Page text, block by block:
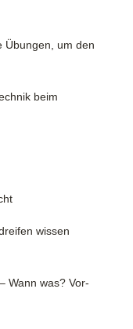
Übungen, um den
beim
wissen
Wann was? Vor-